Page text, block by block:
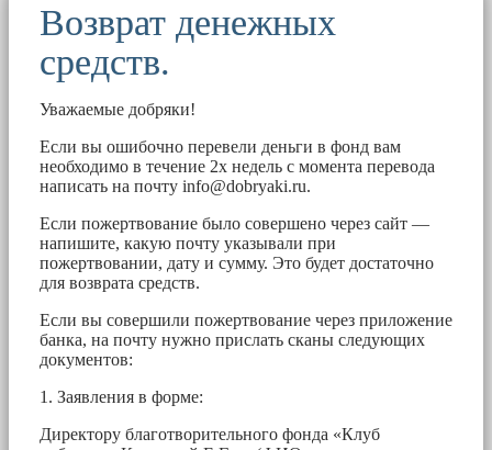
Возврат денежных
средств.
Уважаемые добряки!
Если вы ошибочно перевели деньги в фонд вам
необходимо в течение 2х недель с момента перевода
написать на почту info@dobryaki.ru.
Если пожертвование было совершено через сайт —
напишите, какую почту указывали при
пожертвовании, дату и сумму. Это будет достаточно
для возврата средств.
Если вы совершили пожертвование через приложение
банка, на почту нужно прислать сканы следующих
документов:
1. Заявления в форме:
Директору благотворительного фонда «Клуб